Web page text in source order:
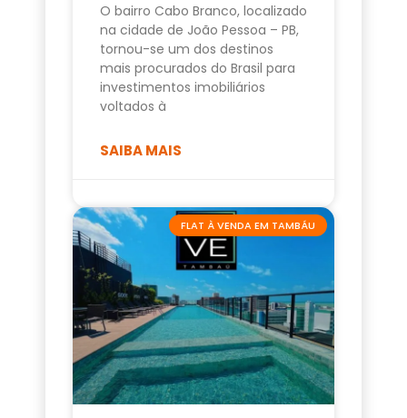
O bairro Cabo Branco, localizado
na cidade de João Pessoa – PB,
tornou-se um dos destinos
mais procurados do Brasil para
investimentos imobiliários
voltados à
SAIBA MAIS
FLAT À VENDA EM TAMBÁU